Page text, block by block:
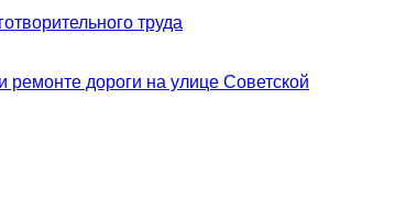
труда
дороги на улице Советской